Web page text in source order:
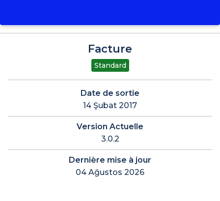
Facture
Standard
Date de sortie
14 Şubat 2017
Version Actuelle
3.0.2
Dernière mise à jour
04 Ağustos 2026